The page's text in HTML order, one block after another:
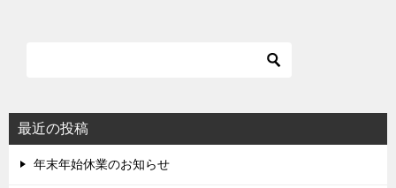
最近の投稿
年末年始休業のお知らせ